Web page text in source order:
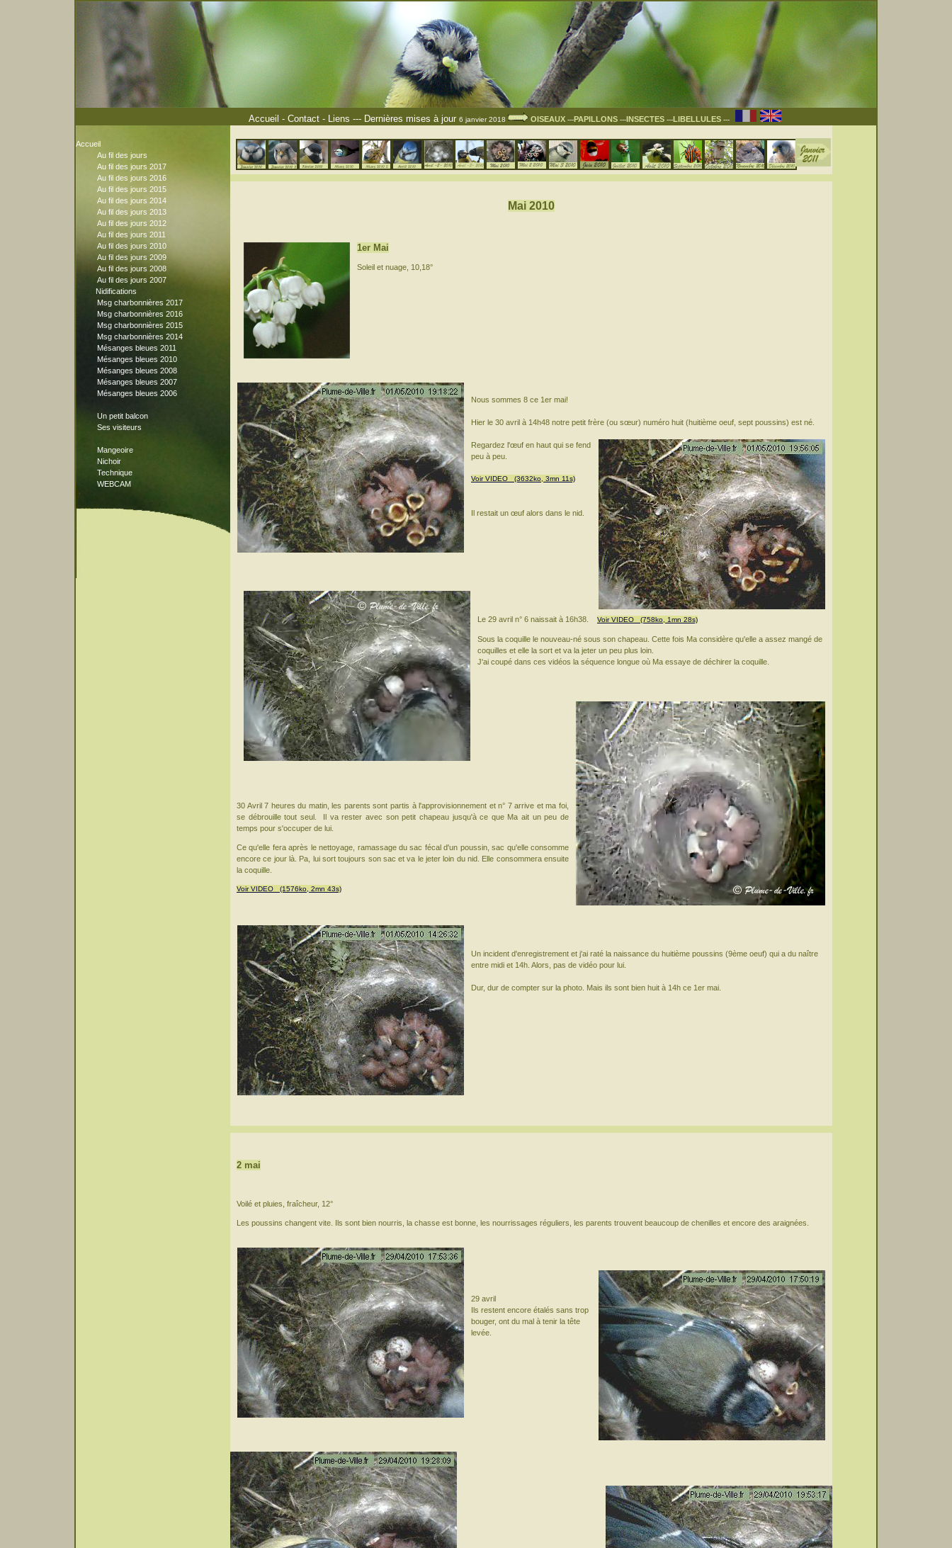
Accueil - Contact- Liens --- Dernières mises à jour 6 janvier 2018 OISEAUX ---PAPILLONS ---INSECTES ---LIBELLULES ---
Accueil
Au fil des jours
Au fil des jours 2017
Au fil des jours 2016
Au fil des jours 2015
Au fil des jours 2014
Au fil des jours 2013
Au fil des jours 2012
Au fil des jours 2011
Au fil des jours 2010
Au fil des jours 2009
Au fil des jours 2008
Au fil des jours 2007
Nidifications
Msg charbonnières 2017
Msg charbonnières 2016
Msg charbonnières 2015
Msg charbonnières 2014
Mésanges bleues 2011
Mésanges bleues 2010
Mésanges bleues 2008
Mésanges bleues 2007
Mésanges bleues 2006
Un petit balcon
Ses visiteurs
Mangeoire
Nichoir
Technique
WEBCAM
Mai 2010
1er Mai
Soleil et nuage, 10,18°
Nous sommes 8 ce 1er mai!
Hier le 30 avril à 14h48 notre petit frère (ou sœur) numéro huit (huitième oeuf, sept poussins) est né.
Regardez l'œuf en haut qui se fend
peu à peu.
Voir VIDEO (3632ko, 3mn 11s)
Il restait un œuf alors dans le nid.
Le 29 avril n° 6 naissait à 16h38. Voir VIDEO (758ko, 1mn 28s)
Sous la coquille le nouveau-né sous son chapeau. Cette fois Ma considère qu'elle a assez mangé de
coquilles et elle la sort et va la jeter un peu plus loin.
J'ai coupé dans ces vidéos la séquence longue où Ma essaye de déchirer la coquille.
30 Avril 7 heures du matin, les parents sont partis à l'approvisionnement et n° 7 arrive et ma foi,
se débrouille tout seul. Il va rester avec son petit chapeau jusqu'à ce que Ma ait un peu de
temps pour s'occuper de lui.
Ce qu'elle fera après le nettoyage, ramassage du sac fécal d'un poussin, sac qu'elle consomme
encore ce jour là. Pa, lui sort toujours son sac et va le jeter loin du nid. Elle consommera ensuite
la coquille.
Voir VIDEO (1576ko, 2mn 43s)
Un incident d'enregistrement et j'ai raté la naissance du huitième poussins (9ème oeuf) qui a du naître
entre midi et 14h. Alors, pas de vidéo pour lui.
Dur, dur de compter sur la photo. Mais ils sont bien huit à 14h ce 1er mai.
2 mai
Voilé et pluies, fraîcheur, 12°
Les poussins changent vite. Ils sont bien nourris, la chasse est bonne, les nourrissages réguliers, les parents trouvent beaucoup de chenilles et encore des araignées.
29 avril
Ils restent encore étalés sans trop
bouger, ont du mal à tenir la tête
levée.